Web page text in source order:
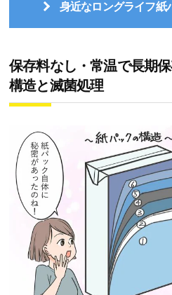
身近なロングライフ紙
保存料なし・常温で長期
構造と滅菌処理